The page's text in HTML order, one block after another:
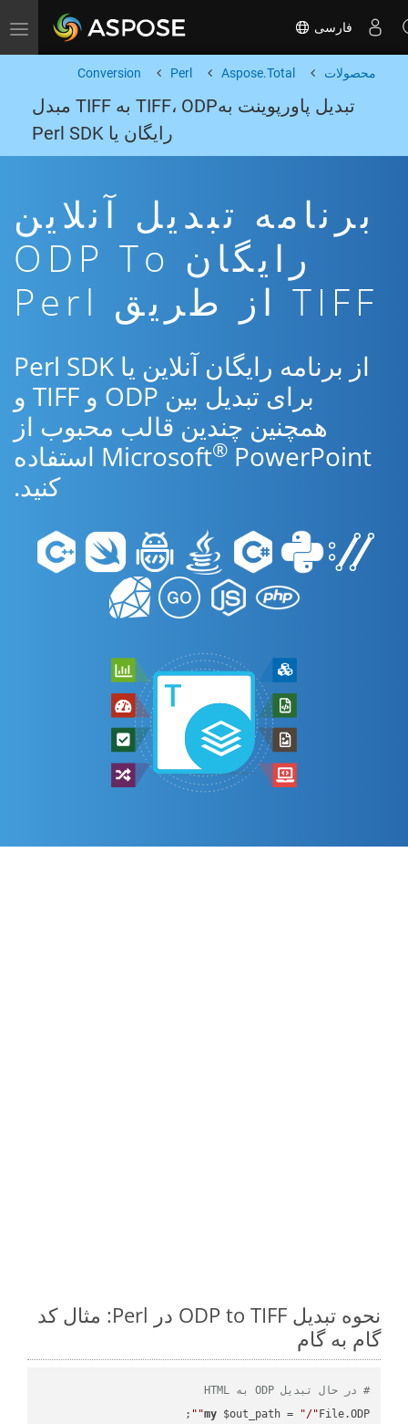
Toggle navigation فارسی
محصولات Aspose.Total
Perl
Conversion
تبدیل پاورپوینت بهTIFF، ODP به TIFF مبدل
رایگان یا Perl SDK
برنامه تبدیل آنلاین
رایگان ODP To
TIFF از طریق Perl
از برنامه رایگان آنلاین یا Perl SDK
برای تبدیل بین ODP و TIFF و
همچنین چندین قالب محبوب از
Microsoft®
PowerPoint استفاده
کنید.
نحوه تبدیل ODP to TIFF در Perl: مثال کد
گام به گام
# در حال تبدیل ODP به HTML
my $out_path = "/" File.ODP
""
;